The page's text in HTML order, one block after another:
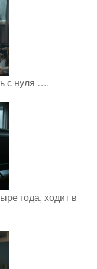
с нуля ….
года, ходит в